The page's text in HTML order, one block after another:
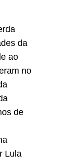
da
ao
no
de
Lula